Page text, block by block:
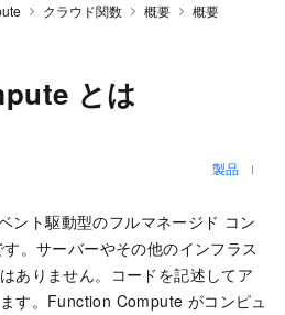
クラウド関数 概要
概要
とは
製品
ント駆動型のフルマネージド コン
。サーバーやその他のインフラス
ありません。コードを記述してア
す。 Function Compute がコンピュ